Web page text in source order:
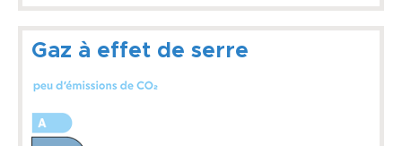
Gaz à effet de serre